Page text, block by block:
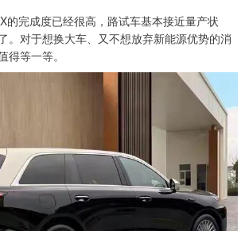
的完成度已经很高，路试车基本接近量产状
。对于想换大车、又不想放弃新能源优势的消
得等一等。